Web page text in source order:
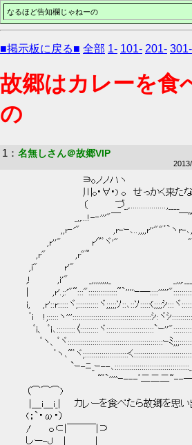
なるほど告知欄じゃねーの
■掲示板に戻る■ 全部 1- 101- 201- 301-
故郷はカレーを食
の
1 ： 名無しさん＠故郷VIP
∋oノノハヽ
川o･∀･) o　せっかく来たならカ
（　　　　づ_,..................,____
_,,...!-‐'''"￣　　　　　　　　 ￣
,,r‐'" 　　　　 ,r-ｰ､..,,,,r''""ﾞ`ヽr-､,､_
,r''" 　　　　r'~ﾞヾ'"　　　　　　　　　　"　
,r" 　　 　 ,r"~　　　　　　　　　　　　　　　
,i" 　　　 r'"　　　　　　　　　　　　　　　　　
,! 　　 　,i'"　　　_,,,,,,,,_　　　　　　　　　
|　　 　,r'.;:'"~:::"::::::::::::::~`''''ｰ
i, 　 ,r'::r:::::ヾ;::::::::::ヾ;;;;;ｿ::､::ｿ:::::(;;;;ｼ:::ヾ
ﾞi　 !;:::::ヽ'''::::::::::::::::::::::::::::::::::::::ｼ:ヾｼ
ﾞi、 ﾞi､:::::::::〈:::::::::ヾ:::::::::::::::::::::::`ｰ
ﾞヽ、ﾞヾ::::::::::::::::::::::::::::::::::::::::::::::ｰﾐ
ﾞヽ､~ﾞヾ;:::::::::::::::::::::く
`ｰ-ﾆ_ｰ--､
~ﾞ`''''ｰ---ﾞ二二二~--
（⌒⌒⌒)
|＿i＿i_|　　カレーを食べたら故郷を思い
(；`・ω・）
/　　 ｏ⊂|￣￣￣|⊃
しー-Ｊ　 |＿＿＿|